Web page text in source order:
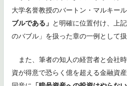
大学名誉教授のバートン・マルキー
ブルである」 と明確に位置付け、上
のバブル」を扱った章の一例として
また、筆者の知人の経営者と会社
資が得意で恐らく億を超える金融資